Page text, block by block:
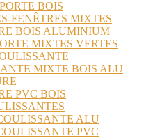
BOIS
FENÊTRES MIXTES
BOIS ALUMINIUM
MIXTES VERTES
MIXTE BOIS ALU
PVC BOIS
ALU
PVC